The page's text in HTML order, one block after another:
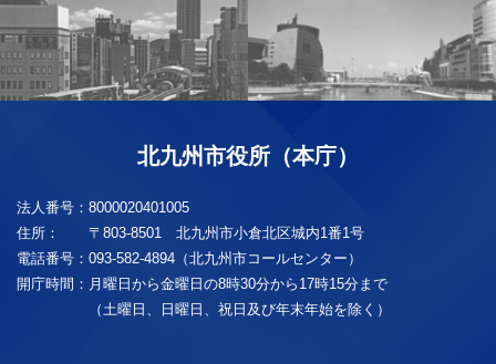
北九州市役所（本庁）
法人番号： 8000020401005
住所：
〒803-8501 北九州市小倉北区城内1番1号
電話番号： 093-582-4894（北九州市コールセンター）
開庁時間： 月曜日から金曜日の8時30分から17時15分まで
（土曜日、日曜日、祝日及び年末年始を除く）